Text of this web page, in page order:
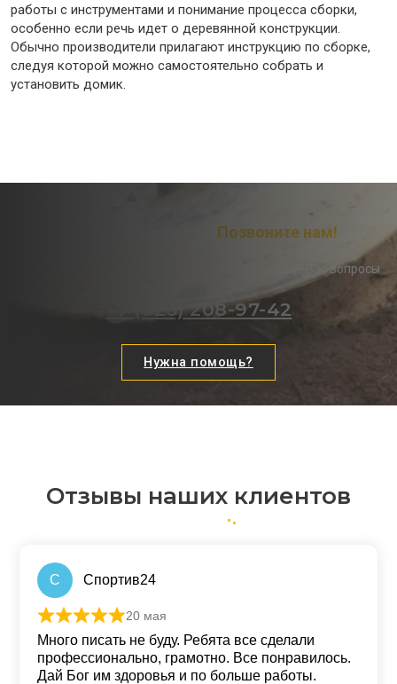
работы с инструментами и понимание процесса сборки,
особенно если речь идет о деревянной конструкции.
Обычно производители прилагают инструкцию по сборке,
следуя которой можно самостоятельно собрать и
установить домик.
Позвоните нам!
Наши менеджеры ответят на все интересующие Вас вопросы
+7 (925) 208-97-42
Нужна помощь?
Отзывы наших клиентов
С Спортив24
Оценка
20 мая
Много писать не буду. Ребята все сделали
профессионально, грамотно. Все понравилось.
Дай Бог им здоровья и по больше работы.